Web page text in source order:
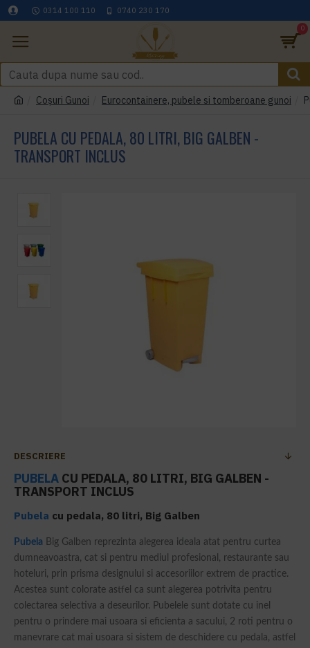
0314 100 110 0740 230 170
0
Coşuri Gunoi Eurocontainere, pubele si tomberoane gunoi
PUBELA CU PEDALA, 80 LITRI, BIG GALBEN -
TRANSPORT INCLUS
DESCRIERE
PUBELA CU PEDALA, 80 LITRI, BIG GALBEN -
TRANSPORT INCLUS
Pubela cu pedala, 80 litri, Big Galben
Pubela Big Galben reprezinta alegerea ideala atat pentru curtea
dumneavoastra, cat si pentru mediul profesional, restaurante sau
hoteluri, prin prisma designului si accesoriilor extrem de practice.
Acestea sunt colorate astfel ca sunt alegerea potrivita pentru
colectarea selectiva a deseurilor. Pubelele sunt dotate cu inel
pentru o prindere mai usoara si eficienta a sacului, 2 roti pentru o
manevrare cat mai usoara si sistem de deschidere cu pedala, astfel